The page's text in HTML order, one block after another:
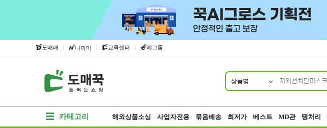
도매매 | 나까마 | 교육센터 | 에그돔
상품명
카테고리 해외상품소싱 사업자전용 묶음배송 최저가 베스트 MD관 땡처리